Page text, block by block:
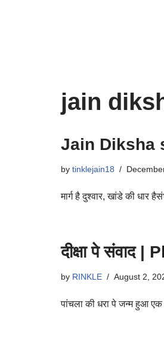
jain
Jain Diksha
by tinklejain18
मार्ग है दुश्वार, खांडे की
दीक्षा पे
by RINKLE August 2,
पांचला की धरा पे जन्म हुआ